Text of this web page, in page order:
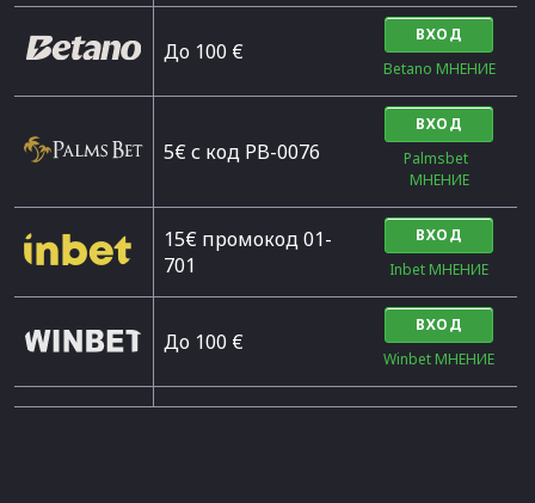
Дo 100 €
ВХОД
Betano МНЕНИЕ
5€ с код PB-0076
ВХОД
Palmsbet
МНЕНИЕ
15€ промокод 01-
701
ВХОД
Inbet МНЕНИЕ
До 100 €
ВХОД
Winbet МНЕНИЕ